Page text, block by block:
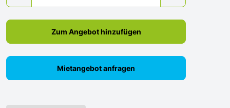
Zum Angebot hinzufügen
Mietangebot anfragen